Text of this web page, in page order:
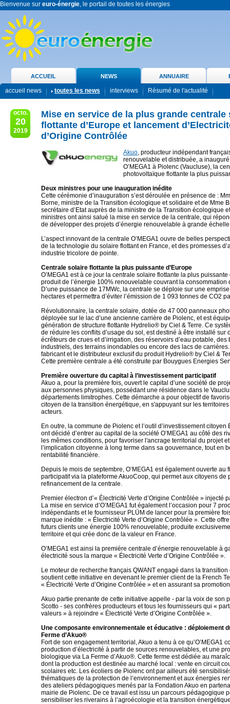
Bienvenue sur euro-énergie, le portail de toutes les énergies
ACCUEIL NEWS ANNUAIRE
accueil news toutes les news interviews Résumé de l'actualité
octo.
20
2019
Mise en service de la plus grande centrale
flottante d’Europe et lancement
d’Origine Contrôlée
Akuo, producteur indépendant
renouvelable et distribuée, a
O’MEGA1 à Piolenc (Vaucluse), la
photovoltaïque flottante la plus
Deux ministres pour une inauguration inédite
Cette cérémonie d’inauguration s’est déroulée en présence de :
Borne, ministre de la Transition écologique et solidaire et de Mme
secrétaire d’Etat auprès de la ministre de la Transition écologique
ministres ont ainsi salué la mise en service de la centrale, qui
de développer des projets d’énergie renouvelable à grande
L’aspect innovant de la centrale O’MEGA1 ouvre de belles
de la technologie du solaire flottant en France, et des promesses
industrie tricolore de pointe.
Centrale solaire flottante la plus puissante d’Europe
O’MEGA1 est à ce jour la centrale solaire flottante la plus puissante
produit de l’énergie 100% renouvelable couvrant la consommation
D’une puissance de 17MWc, la centrale se déploie sur une
hectares et permettra d’éviter l’émission de 1 093 tonnes de CO2
Révolutionnaire, la centrale solaire, dotée de 47 000 panneaux
déployée sur le lac d’une ancienne carrière de Piolenc, et est
génération de structure flottante Hydrelio® by Ciel & Terre. Ce
de réduire les conflits d’usage du sol, est destiné à être installé sur
écrêteurs de crues et d’irrigation, des réservoirs d’eau potable, des
industriels, des terrains inondables ou encore des lacs de
fabricant et le distributeur exclusif du produit Hydrelio® by Ciel &
Cette première centrale a été construite par Bouygues Energies
Première ouverture du capital à l’investissement participatif
Akuo a, pour la première fois, ouvert le capital d’une société de
aux personnes physiques, possédant une résidence dans le
départements limitrophes. Cette démarche a pour objectif de
citoyen de la transition énergétique, en s'appuyant sur les
acteurs.
En outre, la commune de Piolenc et l’outil d’investissement citoyen
ont décidé d’entrer au capital de la société O’MEGA1 au côté des
les mêmes conditions, pour favoriser l'ancrage territorial du projet
l’implication citoyenne à long terme dans sa gouvernance, tout en
rentabilité financière.
Depuis le mois de septembre, O’MEGA1 est également ouverte au
participatif via la plateforme AkuoCoop, qui permet aux citoyens de
refinancement de la centrale.
Premier électron d’« Électricité Verte d’Origine Contrôlée » injecté
La mise en service d’O’MEGA1 fut également l’occasion pour 7
indépendants et le fournisseur PLÜM de lancer pour la première
marque inédite : « Électricité Verte d’Origine Contrôlée ». Cette
futurs clients une énergie 100% renouvelable, produite
territoire et qui crée donc de la valeur en France.
O’MEGA1 est ainsi la première centrale d’énergie renouvelable à
électricité sous la marque « Électricité Verte d’Origine Contrôlée ».
Le moteur de recherche français QWANT engagé dans la
soutient cette initiative en devenant le premier client de la French
« Électricité Verte d’Origine Contrôlée » et en assurant sa
Akuo partie prenante de cette initiative appelle - par la voix de son
Scotto - ses confrères producteurs et tous les fournisseurs qui «
valeurs » à rejoindre « Électricité Verte d’Origine Contrôlée ».
Une composante environnementale et éducative : déploiement
Ferme d’Akuo®
Fort de son engagement territorial, Akuo a tenu à ce qu’O’MEGA1
production d’électricité à partir de sources renouvelables, et une
biologique via La Ferme d’Akuo®. Cette ferme est dédiée au
dont la production est destinée au marché local : vente en circuit
scolaires etc. Les écoliers de Piolenc ont par ailleurs été
thématiques de la protection de l’environnement et aux énergies
des ateliers pédagogiques menés par la Fondation Akuo en
mairie de Piolenc. De ce travail est issu un parcours pédagogique
sensibiliser les riverains à l’agroécologie et la transition